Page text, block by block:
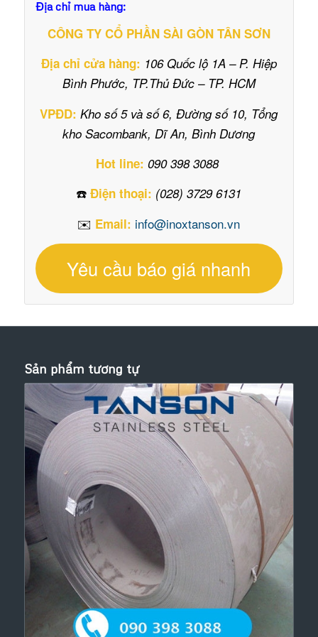
Địa chỉ mua hàng:
CÔNG TY CỔ PHẦN SÀI GÒN TÂN SƠN
Địa chỉ cửa hàng: 106 Quốc lộ 1A – P. Hiệp
Bình Phước, TP.Thủ Đức – TP. HCM
VPĐD: Kho số 5 và số 6, Đường số 10, Tổng
kho Sacombank, Dĩ An, Bình Dương
Hot line: 090 398 3088
☎️Điện thoại: (028) 3729 6131
✉️ Email: info@inoxtanson.vn
Yêu cầu báo giá nhanh
Sản phẩm tương tự